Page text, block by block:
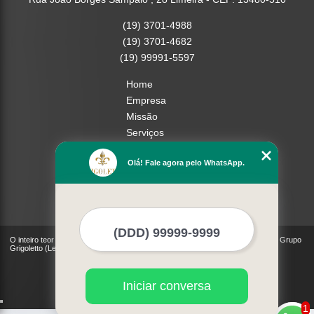
(19) 3701-4988
(19) 3701-4682
(19) 99991-5597
Home
Empresa
Missão
Serviços
Mapa do site
O inteiro teor deste site está sujeito à proteção de direitos autorais. Copyright© Grupo
Grigoletto (Lei 9610 de 19/02/1998)
1
Olá! Fale agora pelo WhatsApp.
Iniciar conversa